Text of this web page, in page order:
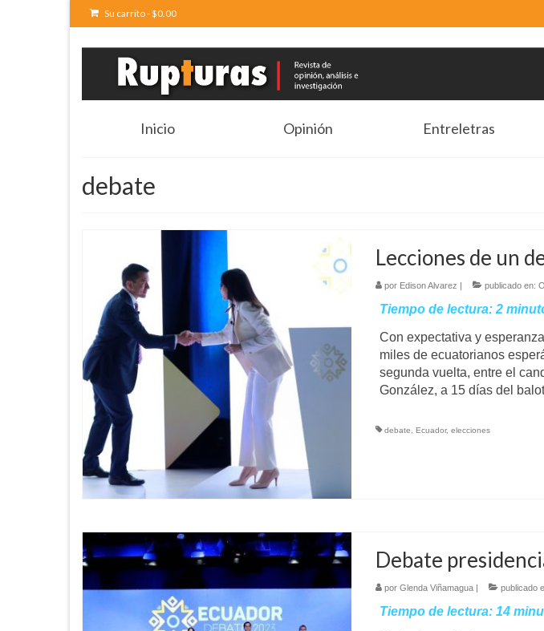
Su carrito-$0.00
Inicio Opinión Entreletras
debate
Lecciones de un
por Edison Alvarez | publicado en:
Tiempo de lectura: 2
Con expectativa y
miles de ecuatorianos
segunda vuelta, entre el
González, a 15 días del
debate Ecuador, elecciones
Debate
por Glenda Viñamagua| publicado
Tiempo de lectura: 14